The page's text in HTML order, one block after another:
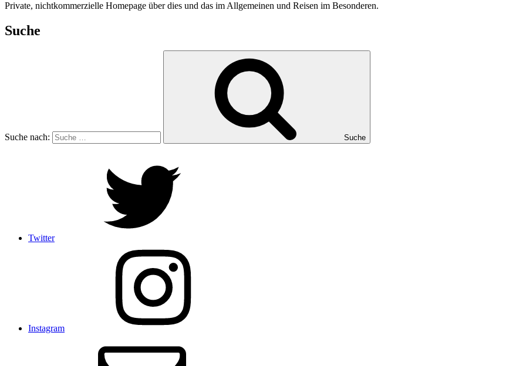
Private, nichtkommerzielle Homepage über dies und das im Allgemeinen und Reisen im Besonderen.
Suche
Suche nach: Suche
Twitter
Instagram